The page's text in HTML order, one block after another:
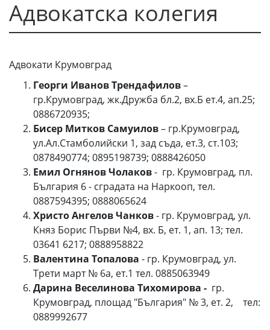
Адвокатска колегия
Адвокати Крумовград
Георги Иванов Трендафилов–
гр.Крумовград, жк.Дружба бл.2, вх.Б ет.4, ап.25;
0886720935;
Бисер Митков Самуилов– гр.Крумовград,
ул.Ал.Стамболийски 1, зад съда, ет.3, ст.103;
0878490774; 0895198739; 0888426050
Емил Огнянов Чолаков- гр. Крумовград, пл.
България 6 - сградата на Наркооп, тел.
0887594395; 0888065624
Христо Ангелов Чанков- гр. Крумовград, ул.
Княз Борис Първи №4, вх. Б, ет. 1, ап. 13; тел.
03641 6217; 0888958822
Валентина Топалова - гр. Крумовград, ул.
Трети март № 6а, ет.1 тел. 0885063949
Дарина Веселинова Тихомирова - гр.
Крумовград, площад "България" № 3, ет. 2, тел:
0889992677